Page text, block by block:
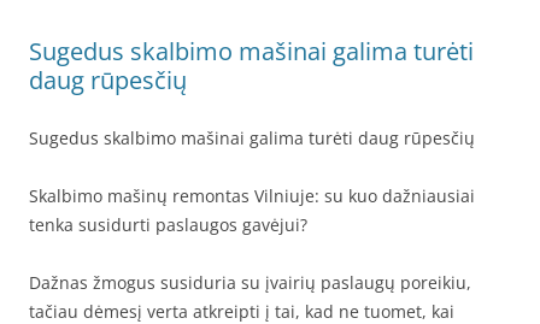
Sugedus skalbimo mašinai galima turėti
daug rūpesčių
Sugedus skalbimo mašinai galima turėti daug rūpesčių
Skalbimo mašinų remontas Vilniuje: su kuo dažniausiai
tenka susidurti paslaugos gavėjui?
Dažnas žmogus susiduria su įvairių paslaugų poreikiu,
tačiau dėmesį verta atkreipti į tai, kad ne tuomet, kai